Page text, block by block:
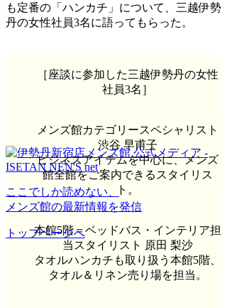
も定番の「ハンカチ」について、三越伊勢
丹の女性社員3名に語ってもらった。
［座談に参加した三越伊勢丹の女性
社員3名］
メンズ館カテゴリースペシャリスト
渋谷 早甫子
ビジネスアイテムを中心に、メンズ
館全館をご案内できるスタイリス
ト。
本館5階＝ベッドバス・インテリア担
当スタイリスト 原田 梨沙
タオルハンカチも取り扱う本館5階、
タオル＆リネン売り場を担当。
ここでしか読めない、
メンズ館の最新情報を発信
トップページへ